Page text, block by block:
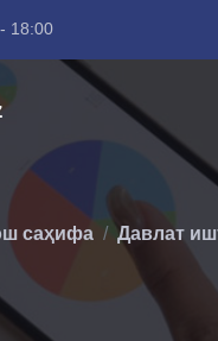
18:00
саҳифа Давлат